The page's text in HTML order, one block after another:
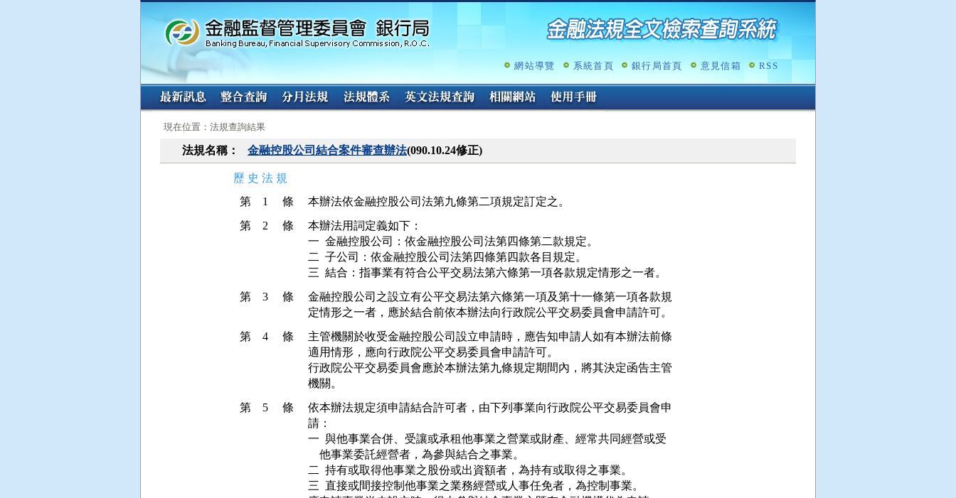
跳
容
網站導覽 系統首頁 銀行局首頁 意見信箱 RSS
:::
現在位置：法規查詢結果
法規名稱： 金融控股公司結合案件審查辦法(090.10.24修正)
歷 史 法 規
第 1 條
第 2 條
本辦法用詞定義如下：
一  金融控股公司：依金融控股公司法第四條第二款規定。
二  子公司：依金融控股公司法第四條第四款各目規定。
第 3 條
金融控股公司之設立有公平交易法第六條第一項及第十一條第一項各款規
第 4 條
主管機關於收受金融控股公司設立申請時，應告知申請人如有本辦法前條
適用情形，應向行政院公平交易委員會申請許可。
行政院公平交易委員會應於本辦法第九條規定期間內，將其決定函告主管
第 5 條
依本辦法規定須申請結合許可者，由下列事業向行政院公平交易委員會申
請：
一  與他事業合併、受讓或承租他事業之營業或財產、經常共同經營或受
    他事業委託經營者，為參與結合之事業。
二  持有或取得他事業之股份或出資額者，為持有或取得之事業。
三  直接或間接控制他事業之業務經營或人事任免者，為控制事業。